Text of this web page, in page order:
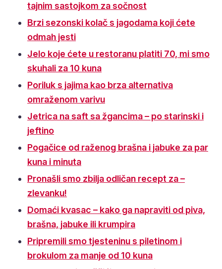
tajnim sastojkom za sočnost
Brzi sezonski kolač s jagodama koji ćete
odmah jesti
Jelo koje ćete u restoranu platiti 70, mi smo
skuhali za 10 kuna
Poriluk s jajima kao brza alternativa
omraženom varivu
Jetrica na saft sa žgancima – po starinski i
jeftino
Pogačice od raženog brašna i jabuke za par
kuna i minuta
Pronašli smo zbilja odličan recept za –
zlevanku!
Domaći kvasac – kako ga napraviti od piva,
brašna, jabuke ili krumpira
Pripremili smo tjesteninu s piletinom i
brokulom za manje od 10 kuna